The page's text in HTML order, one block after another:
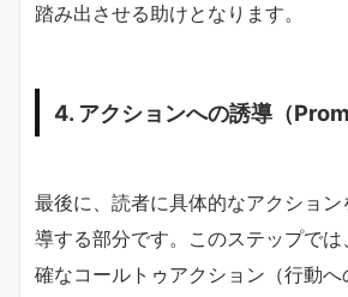
踏み出させる助けとなります。
4. アクションへの誘導（
最後に、読者に具体的なアクショ
導する部分です。このステップで
確なコールトゥアクション（行動